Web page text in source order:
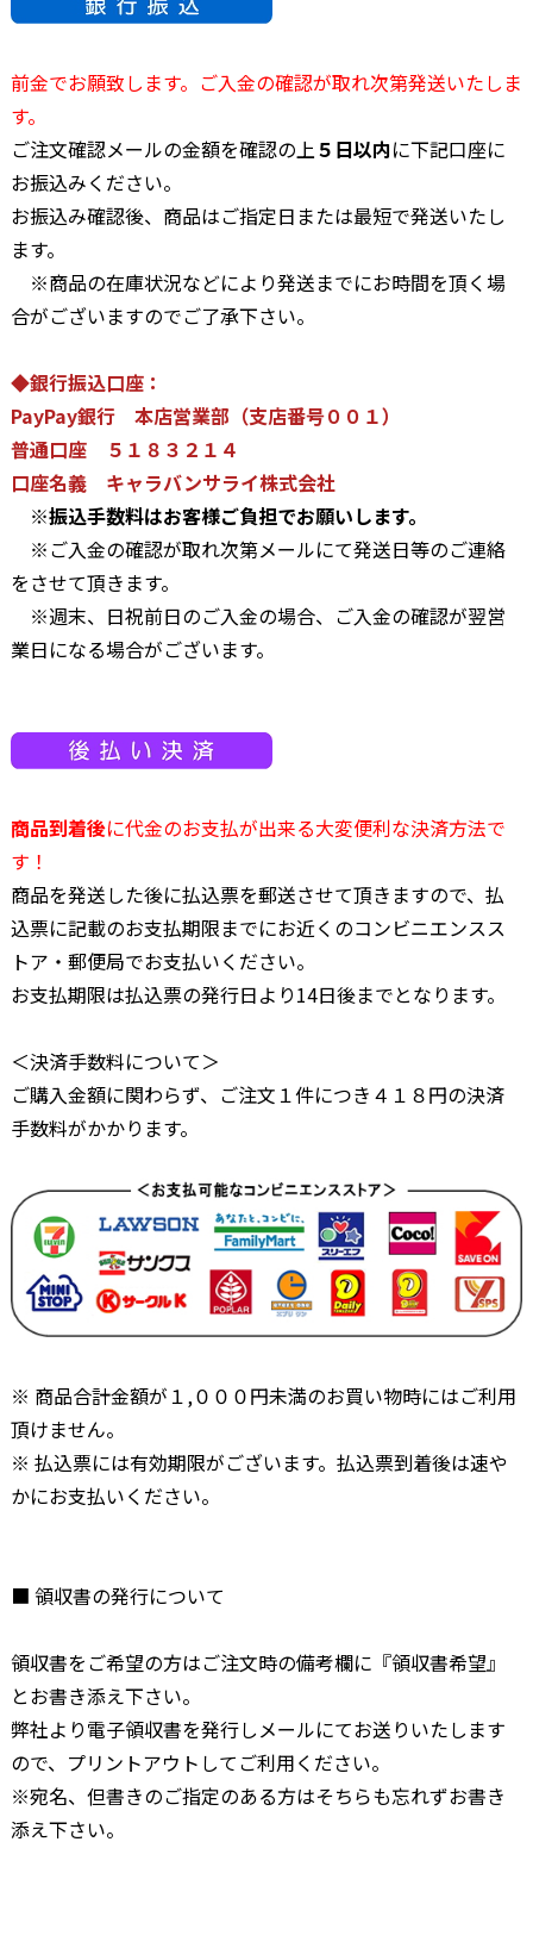
前金でお願致します。ご入金の確認が取れ次第発送いたしま
す。
ご注文確認メールの金額を確認の上５日以内に下記口座に
お振込みください。
お振込み確認後、商品はご指定日または最短で発送いたし
ます。
※商品の在庫状況などにより発送までにお時間を頂く場
合がございますのでご了承下さい。
◆銀行振込口座：
PayPay銀行 本店営業部（支店番号００１）
普通口座 ５１８３２１４
口座名義 キャラバンサライ株式会社
※振込手数料はお客様ご負担でお願いします。
※ご入金の確認が取れ次第メールにて発送日等のご連絡
をさせて頂きます。
※週末、日祝前日のご入金の場合、ご入金の確認が翌営
業日になる場合がございます。
商品到着後に代金のお支払が出来る大変便利な決済方法で
す！
商品を発送した後に払込票を郵送させて頂きますので、払
込票に記載のお支払期限までにお近くのコンビニエンスス
トア・郵便局でお支払いください。
お支払期限は払込票の発行日より14日後までとなります。
＜決済手数料について＞
ご購入金額に関わらず、ご注文１件につき４１８円の決済
手数料がかかります。
※ 商品合計金額が１,０００円未満のお買い物時にはご利用
頂けません。
※ 払込票には有効期限がございます。払込票到着後は速や
かにお支払いください。
■ 領収書の発行について
領収書をご希望の方はご注文時の備考欄に『領収書希望』
とお書き添え下さい。
弊社より電子領収書を発行しメールにてお送りいたします
ので、プリントアウトしてご利用ください。
※宛名、但書きのご指定のある方はそちらも忘れずお書き
添え下さい。